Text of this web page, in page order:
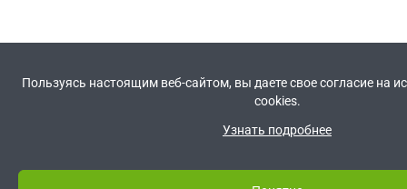
Пользуясь настоящим веб-сайтом, вы даете свое согласие на
cookies.
Узнать подробнее